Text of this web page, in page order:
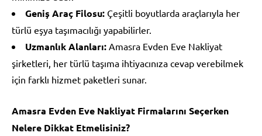
Geniş Araç Filosu: Çeşitli boyutlarda araçlarıyla her
türlü eşya taşımacılığı yapabilirler.
Uzmanlık Alanları: Amasra Evden Eve Nakliyat
şirketleri, her türlü taşıma ihtiyacınıza cevap verebilmek
için farklı hizmet paketleri sunar.
Amasra Evden Eve Nakliyat Firmalarını Seçerken
Nelere Dikkat Etmelisiniz?